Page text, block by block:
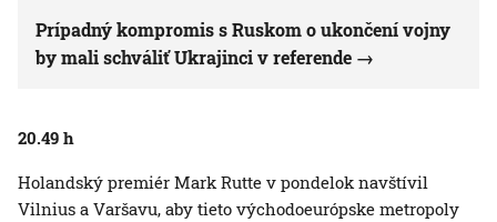
Prípadný kompromis s Ruskom o ukončení vojny
by mali schváliť Ukrajinci v referende
20.49 h
Holandský premiér Mark Rutte v pondelok navštívil
Vilnius a Varšavu, aby tieto východoeurópske metropoly